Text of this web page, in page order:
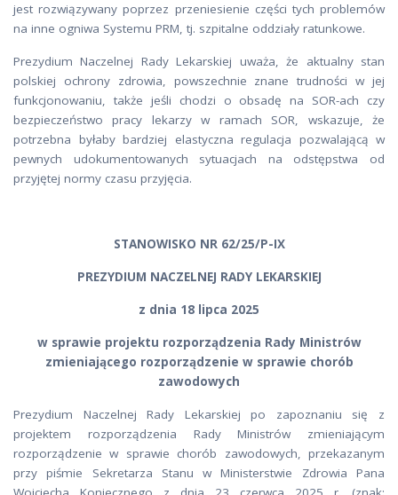
jest rozwiązywany poprzez przeniesienie części tych problemów
na inne ogniwa Systemu PRM, tj. szpitalne oddziały ratunkowe.
Prezydium Naczelnej Rady Lekarskiej uważa, że aktualny stan
polskiej ochrony zdrowia, powszechnie znane trudności w jej
funkcjonowaniu, także jeśli chodzi o obsadę na SOR-ach czy
bezpieczeństwo pracy lekarzy w ramach SOR, wskazuje, że
potrzebna byłaby bardziej elastyczna regulacja pozwalającą w
pewnych udokumentowanych sytuacjach na odstępstwa od
przyjętej normy czasu przyjęcia.
STANOWISKO NR 62/25/P-IX
PREZYDIUM NACZELNEJ RADY LEKARSKIEJ
z dnia 18 lipca 2025
w sprawie projektu rozporządzenia Rady Ministrów
zmieniającego rozporządzenie w sprawie chorób
zawodowych
Prezydium Naczelnej Rady Lekarskiej po zapoznaniu się z
projektem rozporządzenia Rady Ministrów zmieniającym
rozporządzenie w sprawie chorób zawodowych, przekazanym
przy piśmie Sekretarza Stanu w Ministerstwie Zdrowia Pana